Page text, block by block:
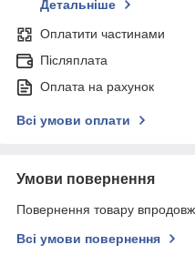
Детальніше
Оплатити частинами
Післяплата
Оплата на рахунок
Всі умови оплати
Умови повернення
Повернення товару
Всі умови повернення